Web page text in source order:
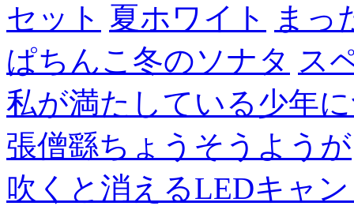
セット 夏ホワイト
まっ
ぱちんこ冬のソナタ ス
私が満たしている少年
張僧繇ちょうそうようが
吹くと消えるLEDキャ